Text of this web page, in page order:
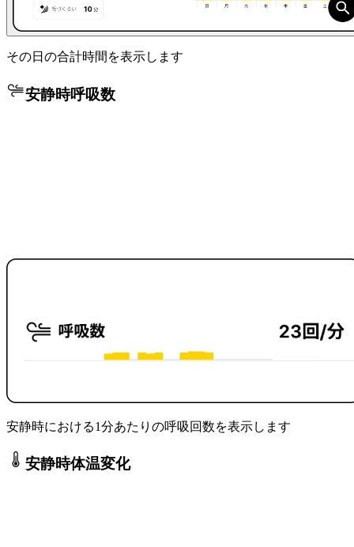
その日の合計時間を表示します
安静時呼吸数
安静時における1分あたりの呼吸回数を表示します
安静時体温変化